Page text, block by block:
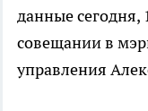
данные сегодня,
совещании в
управления